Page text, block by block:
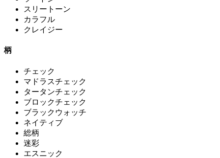
スリートーン
カラフル
クレイジー
柄
チェック
マドラスチェック
タータンチェック
ブロックチェック
ブラックウォッチ
ネイティブ
総柄
迷彩
エスニック